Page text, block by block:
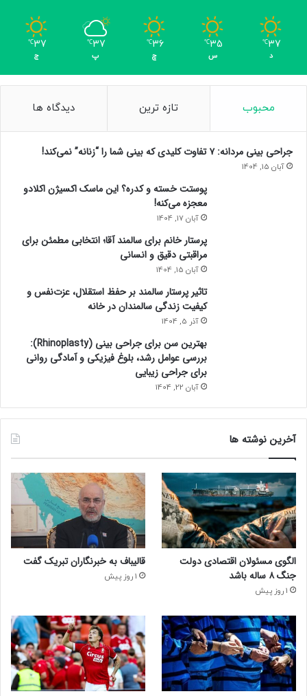
37
℃
د
35
℃
س
36
℃
چ
37
℃
پ
37
℃
ج
محبوب تازه ترین دیدگاه ها
جراحی بینی مردانه: ۷ تفاوت کلیدی که بینی شما را “زنانه” نمی‌کند!
آبان 15, 1404
پوستت خسته و کدره؟ این ماسک اکسیژن اکلادو
معجزه می‌کنه!
آبان 17, 1404
پرستار خانم برای سالمند آقا؛ انتخابی مطمئن برای
مراقبتی دقیق و انسانی
آبان 15, 1404
تاثیر پرستار سالمند بر حفظ استقلال، عزت‌نفس و
کیفیت زندگی سالمندان در خانه
آذر 5, 1404
بهترین سن برای جراحی بینی (Rhinoplasty):
بررسی عوامل رشد، بلوغ فیزیکی و آمادگی روانی
برای جراحی زیبایی
آبان 22, 1404
آخرین نوشته ها
الگوی مسئولان اقتصادی دولت
جنگ ۸ ساله باشد
1 روز پیش
قالیباف به خبرنگاران تبریک گفت
1 روز پیش